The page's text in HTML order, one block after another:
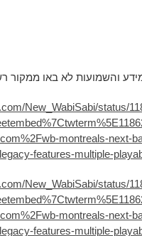
והשמועות לא באו ממקור
New_WabiSabi/status/
montreals-next-
features-multiple-
New_WabiSabi/status/
montreals-next-
features-multiple-